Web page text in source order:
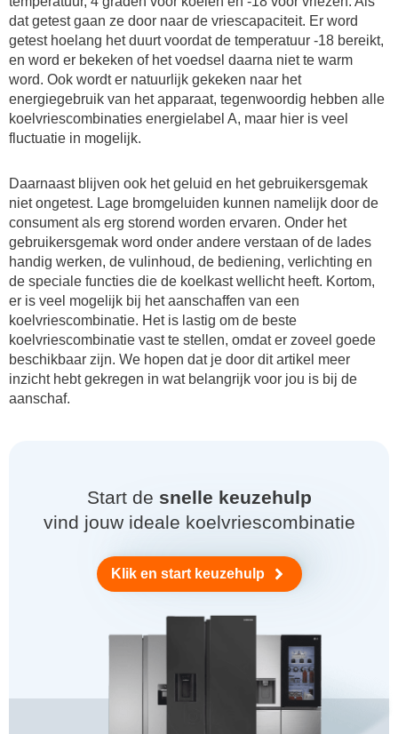
dat getest gaan ze door naar de vriescapaciteit. Er word
getest hoelang het duurt voordat de temperatuur -18 bereikt,
en word er bekeken of het voedsel daarna niet te warm
word. Ook wordt er natuurlijk gekeken naar het
energiegebruik van het apparaat, tegenwoordig hebben alle
koelvriescombinaties energielabel A, maar hier is veel
fluctuatie in mogelijk.
Daarnaast blijven ook het geluid en het gebruikersgemak
niet ongetest. Lage bromgeluiden kunnen namelijk door de
consument als erg storend worden ervaren. Onder het
gebruikersgemak word onder andere verstaan of de lades
handig werken, de vulinhoud, de bediening, verlichting en
de speciale functies die de koelkast wellicht heeft. Kortom,
er is veel mogelijk bij het aanschaffen van een
koelvriescombinatie. Het is lastig om de beste
koelvriescombinatie vast te stellen, omdat er zoveel goede
beschikbaar zijn. We hopen dat je door dit artikel meer
inzicht hebt gekregen in wat belangrijk voor jou is bij de
aanschaf.
Start de snelle keuzehulp
vind jouw ideale koelvriescombinatie
Klik en start keuzehulp